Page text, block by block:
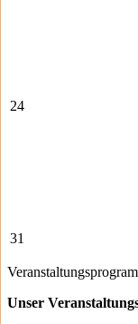
24
31
Unser